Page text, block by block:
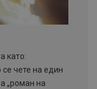
като:
чете на един
„роман на